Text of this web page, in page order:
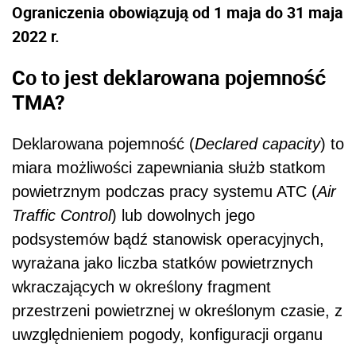
Ograniczenia obowiązują od 1 maja do 31 maja
2022 r.
Co to jest deklarowana pojemność
TMA?
Deklarowana pojemność (Declared capacity) to
miara moż liwości zapewniania służb statkom
powietrznym podczas pracy systemu ATC (Air
Traffic Control) lub dowolnych jego
podsystemów bądź stanowisk operacyjnych,
wyrażana jako liczba statków powietrznych
wkraczających w określony fragment
przestrzeni powietrznej w określonym czasie, z
uwzgl ędnieniem pogody, konfiguracji organu